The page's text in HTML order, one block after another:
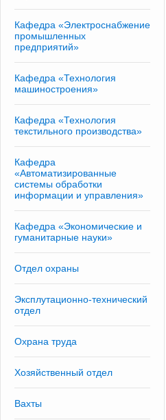
Кафедра «Электроснабжение
промышленных
предприятий»
Кафедра «Технология
машиностроения»
Кафедра «Технология
текстильного производства»
Кафедра
«Автоматизированные
системы обработки
информации и управления»
Кафедра «Экономические и
гуманитарные науки»
Отдел охраны
Эксплутационно-технический
отдел
Охрана труда
Хозяйственный отдел
Вахты